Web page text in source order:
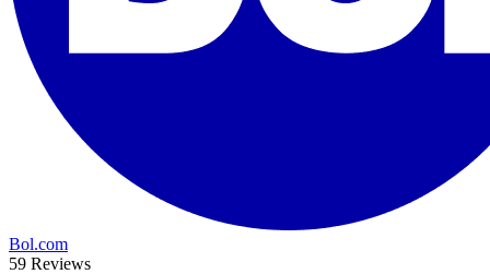
Bol.com
59 Reviews